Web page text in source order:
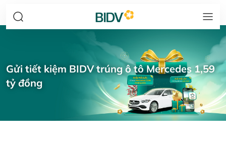
Gửi tiết kiệm BIDV trúng ô tô Mercedes 1,59
tỷ đồng